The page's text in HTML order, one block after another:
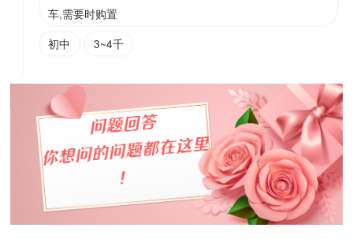
车,需要时购置
初中
3~4千